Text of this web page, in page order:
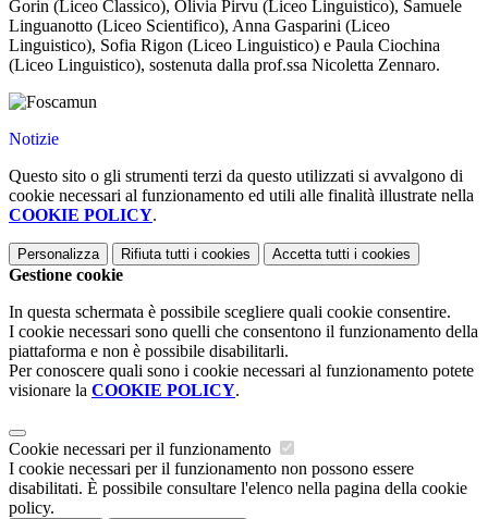
Gorin (Liceo Classico), Olivia Pirvu (Liceo Linguistico), Samuele
Linguanotto (Liceo Scientifico), Anna Gasparini (Liceo
Linguistico), Sofia Rigon (Liceo Linguistico) e Paula Ciochina
(Liceo Linguistico), sostenuta dalla prof.ssa Nicoletta Zennaro.
Notizie
Questo sito o gli strumenti terzi da questo utilizzati si avvalgono di
cookie necessari al funzionamento ed utili alle finalità illustrate nella
COOKIE POLICY.
Personalizza Rifiuta tutti i cookies Accetta tutti i cookies
Gestione cookie
In questa schermata è possibile scegliere quali cookie consentire.
I cookie necessari sono quelli che consentono il funzionamento della
piattaforma e non è possibile disabilitarli.
Per conoscere quali sono i cookie necessari al funzionamento potete
visionare la COOKIE POLICY.
Cookie necessari per il funzionamento
I cookie necessari per il funzionamento non possono essere
disabilitati. È possibile consultare l'elenco nella pagina della cookie
policy.